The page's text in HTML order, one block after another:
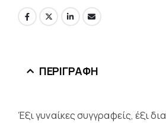
ΠΕΡΙΓΡΑΦΉ
Έξι γυναίκες συγγραφείς, έξι